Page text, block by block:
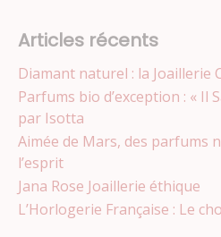
Articles récents
Diamant naturel : la Joaillerie
Parfums bio d’exception : « Il
par Isotta
Aimée de Mars, des parfums
l’esprit
Jana Rose Joaillerie éthique
L’Horlogerie Française : Le